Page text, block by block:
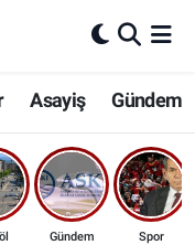
Asayiş Gündem
Gündem Spor